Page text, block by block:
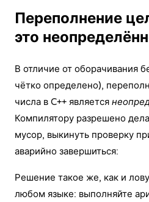
Переполнение
это
В отличие от оборачивания
чётко определено),
числа в C++ является
Компилятору разрешено
мусор, выкинуть проверку
аварийно завершиться:
Решение такое же, как и
любом языке: выполняйте